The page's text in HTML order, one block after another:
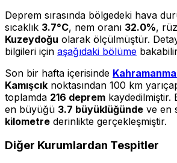
Deprem sırasında bölgedeki hava
sıcaklık 3.7°C, nem oranı 32.0%,
Kuzeydoğu olarak ölçülmüştür.
bilgileri için aşağıdaki bölüme
Son bir hafta içerisinde
Kamışcık noktasından 100 km
toplamda 216 deprem kaydedilmiştir.
en büyüğü 3.7 büyüklüğünde ve en
kilometre derinlikte gerçekleşmiştir.
Diğer Kurumlardan Tespitler